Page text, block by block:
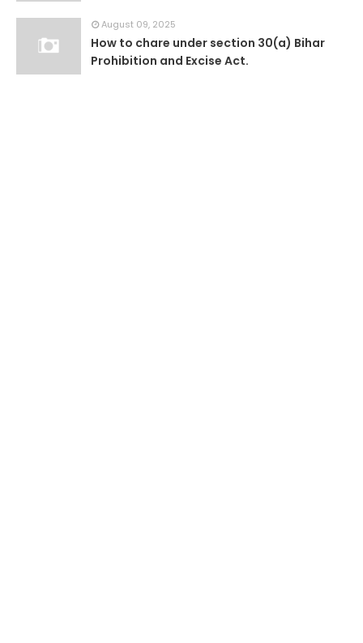
August 09, 2025
How to chare under section 30(a) Bihar
Prohibition and Excise Act.